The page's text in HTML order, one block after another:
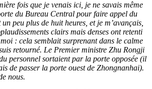
fois que je venais ici, je ne savais même
du Bureau Central pour faire appel du
peu plus de huit heures, et je m’avançais,
clairs mais denses ont retenti
: cela semblait surprenant dans le calme
retourné. Le Premier ministre Zhu Rongji
personnel sortaient par la porte opposée (il
de passer la porte ouest de Zhongnanhai).
nous.